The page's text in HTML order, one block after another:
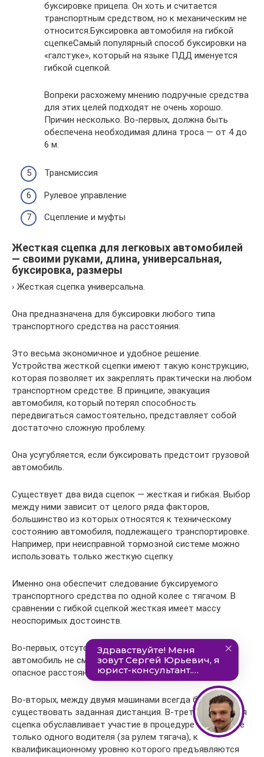
буксировке прицепа. Он хоть и считается
транспортным средством, но к механическим не
относится.Буксировка автомобиля на гибкой
сцепкеСамый популярный способ буксировки на
«галстуке», который на языке ПДД именуется
гибкой сцепкой.
Вопреки расхожему мнению подручные средства
для этих целей подходят не очень хорошо.
Причин несколько. Во-первых, должна быть
обеспечена необходимая длина троса — от 4 до
6 м.
Трансмиссия
Рулевое управление
Сцепление и муфты
Жесткая сцепка для легковых автомобилей
— своими руками, длина, универсальная,
буксировка, размеры
› Жесткая сцепка универсальна.
Она предназначена для буксировки любого типа
транспортного средства на расстояния.
Это весьма экономичное и удобное решение.
Устройства жесткой сцепки имеют такую конструкцию,
которая позволяет их закреплять практически на любом
транспортном средстве. В принципе, эвакуация
автомобиля, который потерял способность
передвигаться самостоятельно, представляет собой
достаточно сложную проблему.
Она усугубляется, если буксировать предстоит грузовой
автомобиль.
Существует два вида сцепок — жесткая и гибкая. Выбор
между ними зависит от целого ряда факторов,
большинство из которых относятся к техническому
состоянию автомобиля, подлежащего транспортировке.
Например, при неисправной тормозной системе можно
использовать только жесткую сцепку.
Именно она обеспечит следование буксируемого
транспортного средства по одной колее с тягачом. В
сравнении с гибкой сцепкой жесткая имеет массу
неоспоримых достоинств.
Во-первых, отсутствует рывок, и транспортируемый
автомобиль не сможет приблизиться к тягачу на
опасное расстояние.
Во-вторых, между двумя машинами всегда будет
существовать заданная дистанция. В-третьих, жесткая
сцепка обуславливает участие в процедуре буксировке
только одного водителя (за рулем тягача), к
квалификационному уровню которого предъявляются